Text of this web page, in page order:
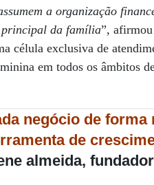
a organização
principal da família”, afirmou
célula exclusiva de
em todos os âmbitos
negócio de
de
almeida,